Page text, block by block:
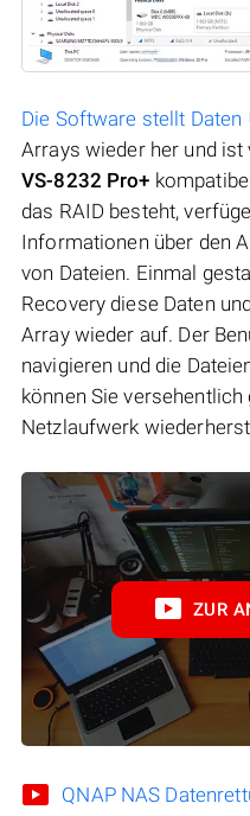
Die Software stellt Daten
Arrays wieder her und
VS-8232 Pro+
das RAID besteht,
Informationen über den
von Dateien. Einmal
Recovery diese Daten
Array wieder auf. Der
navigieren und die
können Sie
Netzlaufwerk
ZUR
QNAP NAS